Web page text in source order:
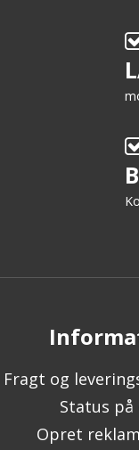
Fragt og
Status på
Opret